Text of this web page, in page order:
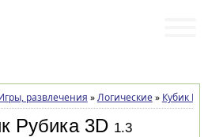
развлечения »Логические» Кубик
Рубика 3D 1.3